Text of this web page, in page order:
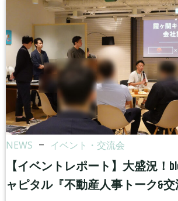
NEWS – イベント・交流会
【イベントレポート】大盛況！
ャピタル『不動産人事トーク&交